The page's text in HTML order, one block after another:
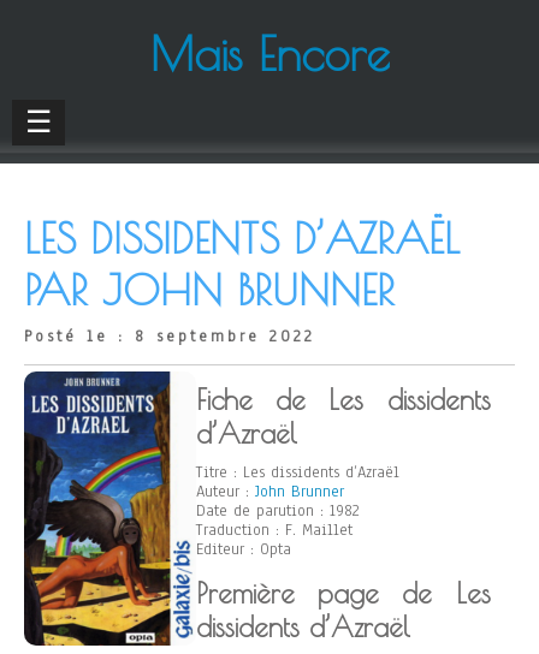
Mais Encore
☰
LES DISSIDENTS D’AZRAËL
PAR JOHN BRUNNER
Posté le : 8 septembre 2022
Fiche de Les dissidents
d’Azraël
Titre : Les dissidents d’Azraël
Auteur : John Brunner
Date de parution : 1982
Traduction : F. Maillet
Editeur : Opta
Première page de Les
dissidents d’Azraël